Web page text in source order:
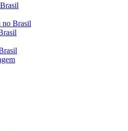
no Brasil